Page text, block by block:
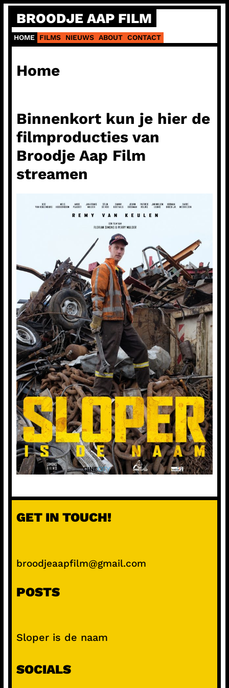
naar
de
inhoud
BROODJE AAP FILM
HOME FILMS NIEUWS ABOUT CONTACT
Home
Binnenkort kun je hier de
filmproducties van
Broodje Aap Film
streamen
GET IN TOUCH!
broodjeaapfilm@gmail.com
POSTS
Sloper is de naam
SOCIALS